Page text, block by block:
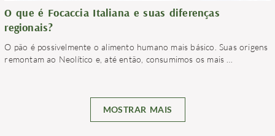
O que é Focaccia Italiana e suas diferenças
regionais?
O pão é possivelmente o alimento humano mais básico. Suas origens
remontam ao Neolítico e, até então, consumimos os mais
MOSTRAR MAIS